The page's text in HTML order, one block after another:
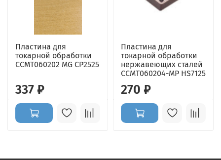
Пластина для
токарной обработки
CCMT060202 MG CP2525
337 ₽
Пластина для
токарной обработки
нержавеющих сталей
CCMT060204-MP HS7125
270 ₽